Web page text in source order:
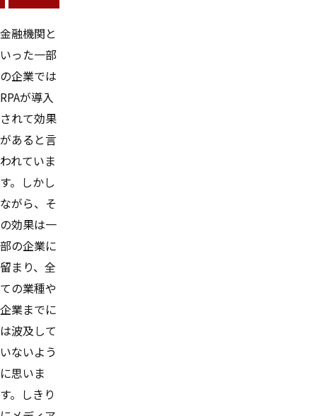
金融機関と
いった一部
の企業では
RPAが導入
されて効果
があると言
われていま
す。しかし
ながら、そ
の効果は一
部の企業に
留まり、全
ての業種や
企業までに
は波及して
いないよう
に思いま
す。しきり